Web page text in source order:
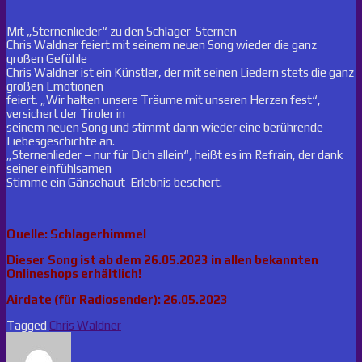
Mit „Sternenlieder“ zu den Schlager-Sternen
Chris Waldner feiert mit seinem neuen Song wieder die ganz
großen Gefühle
Chris Waldner ist ein Künstler, der mit seinen Liedern stets die ganz
großen Emotionen
feiert. „Wir halten unsere Träume mit unseren Herzen fest“,
versichert der Tiroler in
seinem neuen Song und stimmt dann wieder eine berührende
Liebesgeschichte an.
„Sternenlieder – nur für Dich allein“, heißt es im Refrain, der dank
seiner einfühlsamen
Stimme ein Gänsehaut-Erlebnis beschert.
Quelle: Schlagerhimmel
Dieser Song ist ab dem 26.05.2023 in allen bekannten
Onlineshops erhältlich!
Airdate (für Radiosender): 26.05.2023
Tagged Chris Waldner